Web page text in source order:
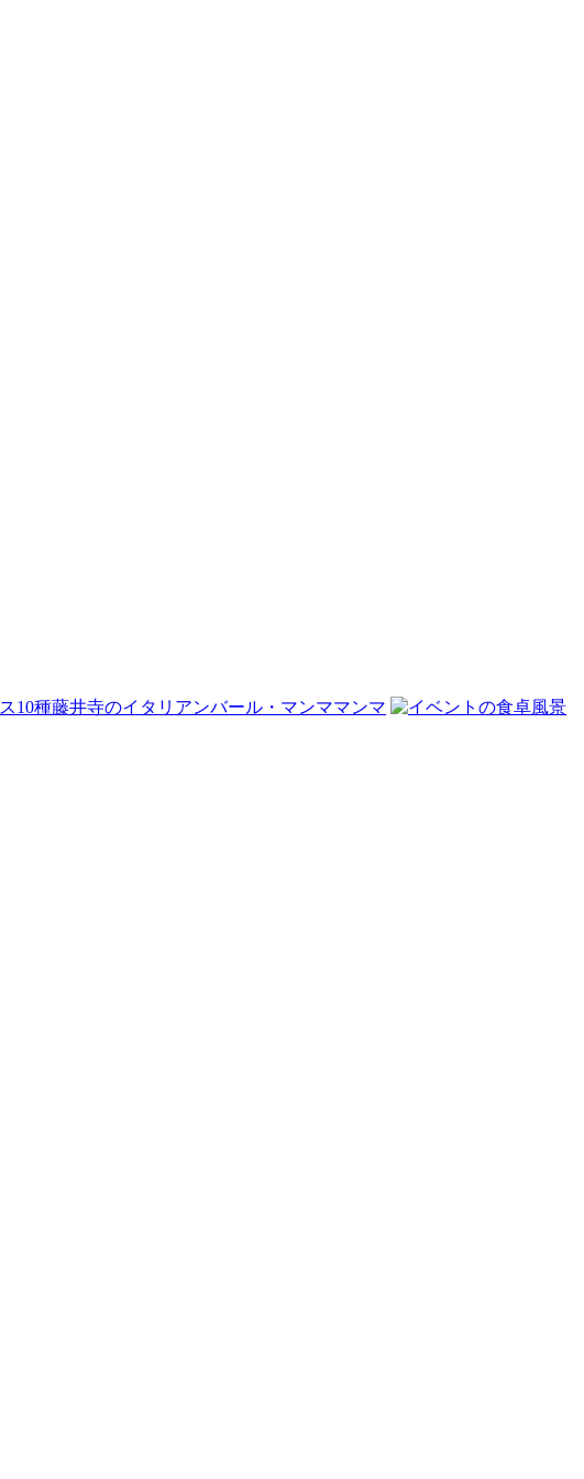
藤井寺のイタリアンバール・マンママンマ